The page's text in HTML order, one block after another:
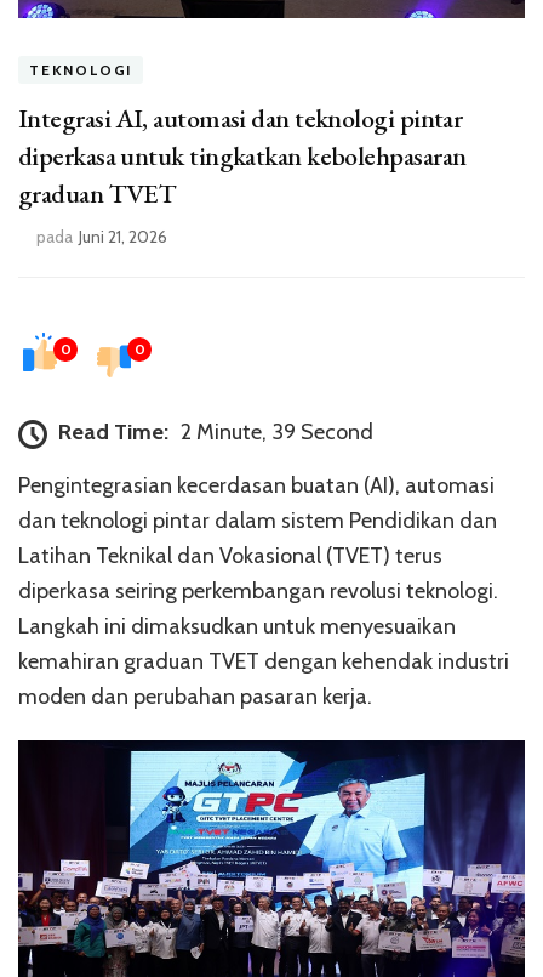
TEKNOLOGI
Integrasi AI, automasi dan teknologi pintar
diperkasa untuk tingkatkan kebolehpasaran
graduan TVET
pada Juni 21, 2026
0 0
Read Time: 2 Minute, 39 Second
Pengintegrasian kecerdasan buatan (AI), automasi
dan teknologi pintar dalam sistem Pendidikan dan
Latihan Teknikal dan Vokasional (TVET) terus
diperkasa seiring perkembangan revolusi teknologi.
Langkah ini dimaksudkan untuk menyesuaikan
kemahiran graduan TVET dengan kehendak industri
moden dan perubahan pasaran kerja.